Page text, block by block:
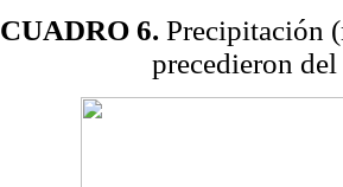
CUADRO 6. Precipitación
precedieron